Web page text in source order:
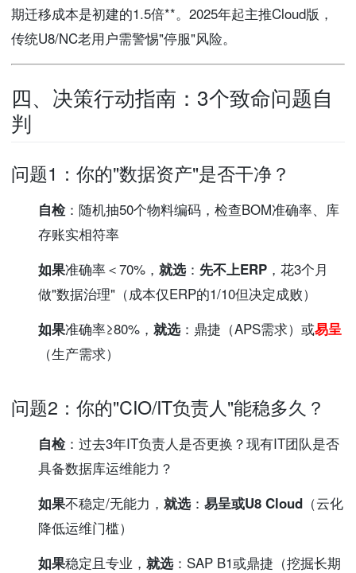
期迁移成本是初建的1.5倍**。2025年起主推Cloud版，
传统U8/NC老用户需警惕"停服"风险。
四、决策行动指南：3个致命问题自
判
问题1：你的"数据资产"是否干净？
自检：随机抽50个物料编码，检查BOM准确率、库
存账实相符率
如果准确率＜70%， 就选： 先不上ERP，花3个月
做"数据治理"（成本仅ERP的1/10但决定成败）
如果准确率≥80%， 就选：鼎捷（APS需求）或易呈
（生产需求）
问题2：你的"CIO/IT负责人"能稳多久？
自检：过去3年IT负责人是否更换？现有IT团队是否
具备数据库运维能力？
如果不稳定/无能力， 就选： 易呈或U8 Cloud（云化
降低运维门槛）
如果稳定且专业， 就选：SAP B1或鼎捷（挖掘长期